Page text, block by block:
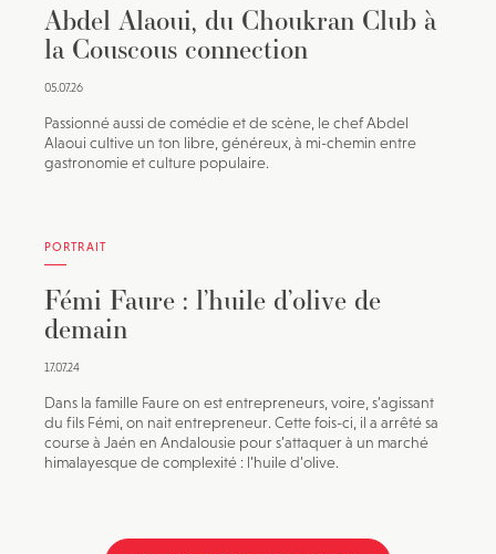
Abdel Alaoui, du Choukran Club à
la Couscous connection
05.07.26
Passionné aussi de comédie et de scène, le chef Abdel
Alaoui cultive un ton libre, généreux, à mi-chemin entre
gastronomie et culture populaire.
PORTRAIT
Fémi Faure : l’huile d’olive de
demain
17.07.24
Dans la famille Faure on est entrepreneurs, voire, s’agissant
du fils Fémi, on nait entrepreneur. Cette fois-ci, il a arrêté sa
course à Jaén en Andalousie pour s’attaquer à un marché
himalayesque de complexité : l’huile d’olive.